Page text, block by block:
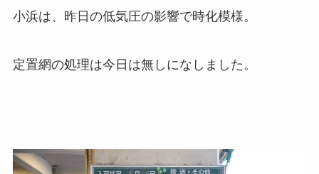
小浜は、昨日の低気圧の影響で時化模様。
定置網の処理は今日は無しになしました。